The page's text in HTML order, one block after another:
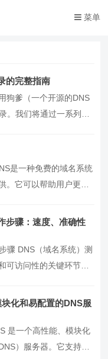
菜单
的完整指南
狗爹（一个开源的DNS
。我们将通过一系列实
是一种免费的域名系统
。它可以帮助用户更快
步骤：速度、准确性
骤 DNS（域名系统）测
可访问性的关键环节。
化和易配置的DNS服
是一个高性能、模块化
）服务器。它支持多